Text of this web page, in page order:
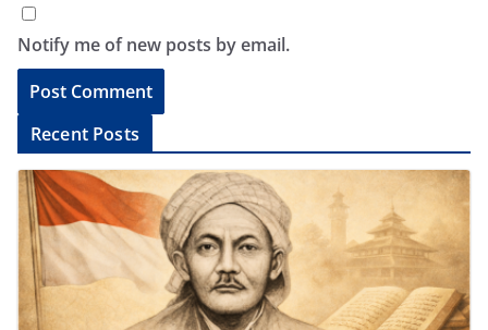
Notify me of new posts by email.
l
Recent Posts